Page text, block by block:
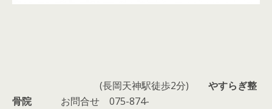
(長岡天神駅徒歩2分) やすらぎ整
骨院お問合せ 075-874-